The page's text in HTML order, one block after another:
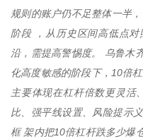
规则的账户仍不足整体一半
阶段 ，从历史区间高低点
沿，需提高警惕度。 乌鲁木
化高度敏感的阶段下，10倍
主要体现在杠杆倍数更灵活
比、强平线设置、风险提示
框 架内把10倍杠杆跌多少爆